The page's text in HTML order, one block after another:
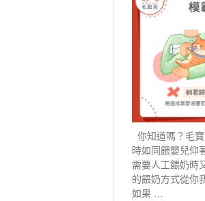
你知道嗎？毛
時如同餵嬰兒仰
需要人工餵奶時
的餵奶方式從你
如果 …